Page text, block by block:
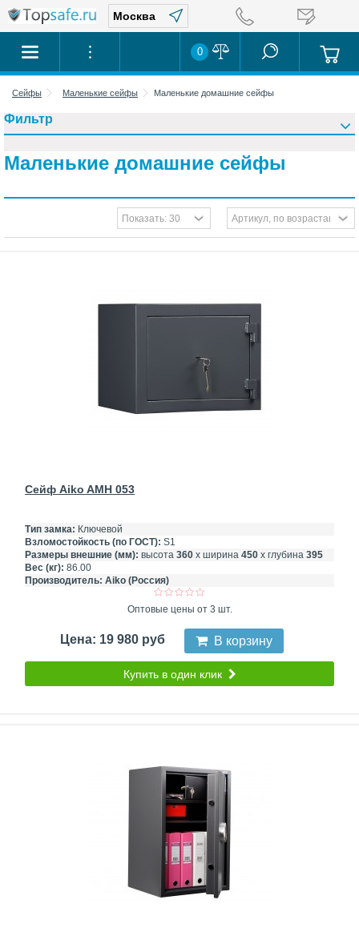
0
Сейфы Маленькие сейфы Маленькие домашние сейфы
Маленькие домашние сейфы
Сейф Aiko AMH 053
Тип замка: Ключевой
Взломостойкость (по ГОСТ): S1
Размеры внешние (мм): высота 360 х ширина 450 х глубина 395
Вес (кг): 86.00
Производитель: Aiko (Россия)
Оптовые цены от 3 шт.
Цена: 19 980 руб В корзину
Купить в один клик
Фильтр